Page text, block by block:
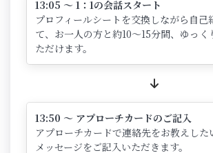
13:05 ～ 1：1の会話スタート
プロフィールシートを交換しながら自己
て、お一人の方と約10～15分間、ゆっく
ただけます。
13:50 ～ アプローチカードのご記入
アプローチカードで連絡先をお教えした
メッセージをご記入いただきます。